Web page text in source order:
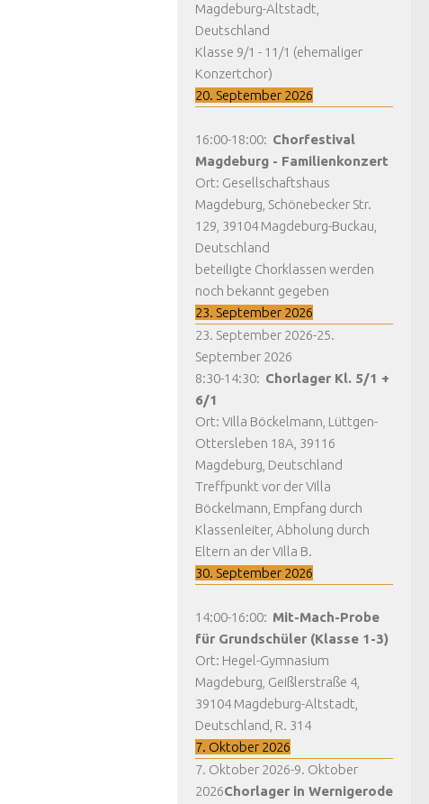
Magdeburg-Altstadt,
Deutschland
Klasse 9/1 - 11/1 (ehemaliger
Konzertchor)
20. September 2026
16:00-18:00: Chorfestival
Magdeburg - Familienkonzert
Ort: Gesellschaftshaus
Magdeburg, Schönebecker Str.
129, 39104 Magdeburg-Buckau,
Deutschland
beteiligte Chorklassen werden
noch bekannt gegeben
23. September 2026
23. September 2026-25.
September 2026
8:30-14:30: Chorlager Kl. 5/1 +
6/1
Ort: Villa Böckelmann, Lüttgen-
Ottersleben 18A, 39116
Magdeburg, Deutschland
Treffpunkt vor der Villa
Böckelmann, Empfang durch
Klassenleiter, Abholung durch
Eltern an der Villa B.
30. September 2026
14:00-16:00: Mit-Mach-Probe
für Grundschüler (Klasse 1-3)
Ort: Hegel-Gymnasium
Magdeburg, Geißlerstraße 4,
39104 Magdeburg-Altstadt,
Deutschland, R. 314
7. Oktober 2026
7. Oktober 2026-9. Oktober
2026Chorlager in Wernigerode